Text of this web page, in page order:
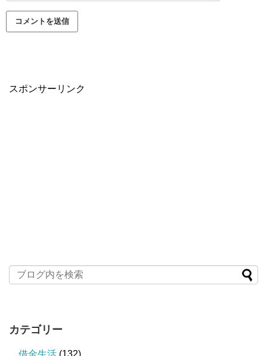
スポンサーリンク
カテゴリー
借金生活 (132)